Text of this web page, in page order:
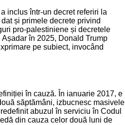
inclus într-un decret referiri la
și primele decrete privind
pro-palestiniene și decretele
în 2025, Donald Trump
pe subiect, invocând
în cauză. În ianuarie 2017, e
săptămâni, izbucnesc masivele
abuzul în serviciu în Codul
din cauza celor două luni de